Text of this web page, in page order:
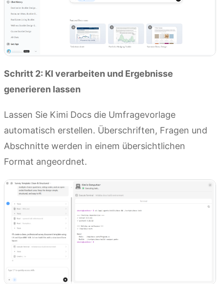
Schritt 2: KI verarbeiten und Ergebnisse
generieren lassen
Lassen Sie Kimi Docs die Umfragevorlage
automatisch erstellen. Überschriften, Fragen und
Abschnitte werden in einem übersichtlichen
Format angeordnet.